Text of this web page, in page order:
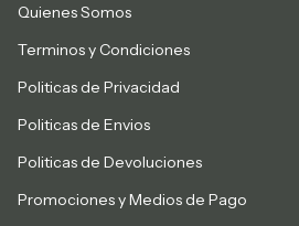
Quienes Somos
Terminos y Condiciones
Politicas de Privacidad
Politicas de Envios
Politicas de Devoluciones
Promociones y Medios de Pago